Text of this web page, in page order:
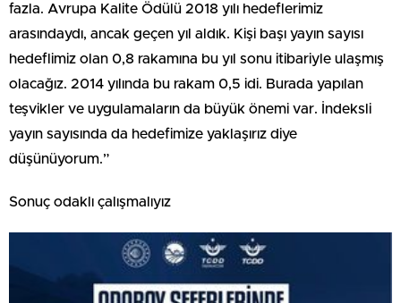
fazla. Avrupa Kalite Ödülü 2018 yılı hedeflerimiz
arasındaydı, ancak geçen yıl aldık. Kişi başı yayın sayısı
hedeflimiz olan 0,8 rakamına bu yıl sonu itibariyle ulaşmış
olacağız. 2014 yılında bu rakam 0,5 idi. Burada yapılan
teşvikler ve uygulamaların da büyük önemi var. İndeksli
yayın sayısında da hedefimize yaklaşırız diye
düşünüyorum.”
Sonuç odaklı çalışmalıyız